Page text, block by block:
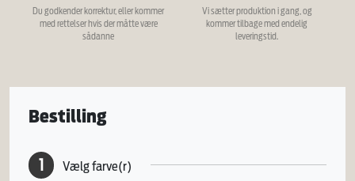
Du godkender korrektur, eller kommer
med rettelser hvis der måtte være
sådanne
Vi sætter produktion i gang, og
kommer tilbage med endelig
leveringstid.
Bestilling
1 Vælg farve(r)